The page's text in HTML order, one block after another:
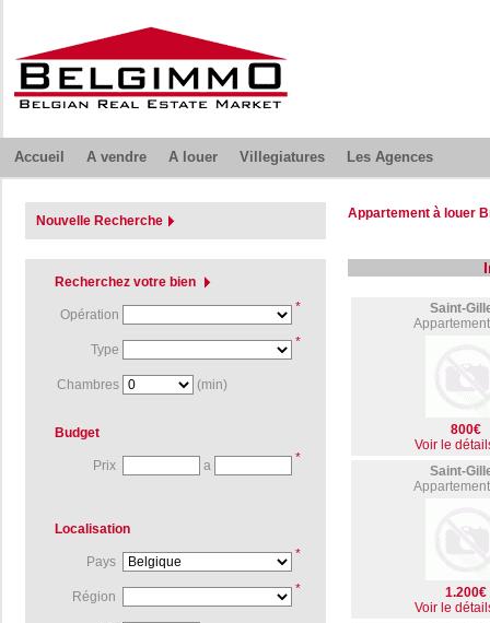
Accueil A vendre A louer Villegiatures Les Agences
Nouvelle Recherche
Recherchez votre bien
Opération *
Type *
Chambres (min)
Budget
Prix a *
Localisation
Pays *
Région *
Appartement à louer
Saint-
800€
Voir le
Saint-
1.200€
Voir le